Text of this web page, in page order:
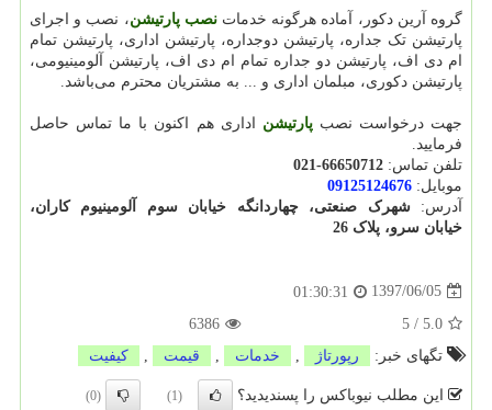
گروه آرین دکور، آماده هرگونه خدماتنصب پارتیشن، نصب و اجرای
پارتیشن‌ تک جداره، پارتیشن دوجداره، پارتیشن اداری، پارتیشن تمام
ام دی اف، پارتیشن دو جداره تمام ام دی اف، پارتیشن آلومینیومی،
پارتیشن دکوری، مبلمان اداری و ... به مشتریان محترم می‌باشد.
جهت درخواست نصبپارتیشن اداری هم اکنون با ما تماس حاصل
فرمایید.
تلفن تماس: 021-66650712
موبایل: 09125124676
آدرس:شهرک صنعتی، چهاردانگه خيابان سوم آلومينيوم کاران،
خیابان سرو، پلاک 26
1397/06/05
01:30:31
5.0
/
5
6386
تگهای خبر:
رپورتاژ خدمات قیمت كیفیت
این مطلب نیوباکس را پسندیدید؟ (1)
(0)